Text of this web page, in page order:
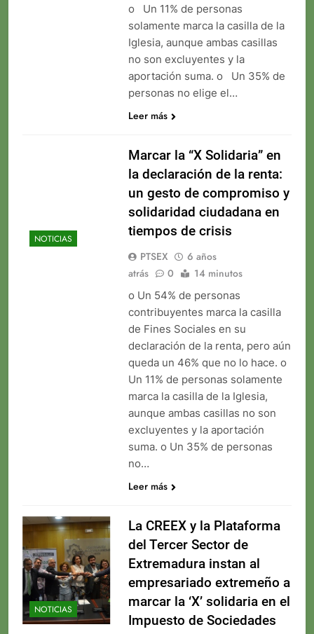
o Un 11% de personas
solamente marca la casilla de la
Iglesia, aunque ambas casillas
no son excluyentes y la
aportación suma. o Un 35% de
personas no elige el…
Leer más
NOTICIAS
Marcar la “X Solidaria” en
la declaración de la renta:
un gesto de compromiso y
solidaridad ciudadana en
tiempos de crisis
PTSEX
6 años
atrás
0 14 minutos
o Un 54% de personas
contribuyentes marca la casilla
de Fines Sociales en su
declaración de la renta, pero aún
queda un 46% que no lo hace. o
Un 11% de personas solamente
marca la casilla de la Iglesia,
aunque ambas casillas no son
excluyentes y la aportación
suma. o Un 35% de personas
no…
Leer más
NOTICIAS
La CREEX y la Plataforma
del Tercer Sector de
Extremadura instan al
empresariado extremeño a
marcar la ‘X’ solidaria en el
Impuesto de Sociedades